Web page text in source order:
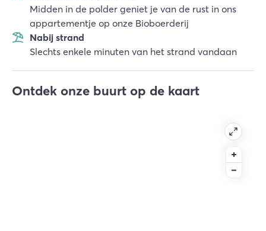
Midden in de polder geniet je van de rust in ons
appartementje op onze Bioboerderij
Nabij strand
Slechts enkele minuten van het strand vandaan
Ontdek onze buurt op de kaart